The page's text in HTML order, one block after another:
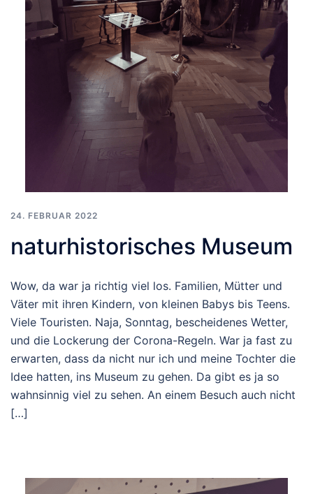
24. FEBRUAR 2022
naturhistorisches Museum
Wow, da war ja richtig viel los. Familien, Mütter und
Väter mit ihren Kindern, von kleinen Babys bis Teens.
Viele Touristen. Naja, Sonntag, bescheidenes Wetter,
und die Lockerung der Corona-Regeln. War ja fast zu
erwarten, dass da nicht nur ich und meine Tochter die
Idee hatten, ins Museum zu gehen. Da gibt es ja so
wahnsinnig viel zu sehen. An einem Besuch auch nicht
[…]